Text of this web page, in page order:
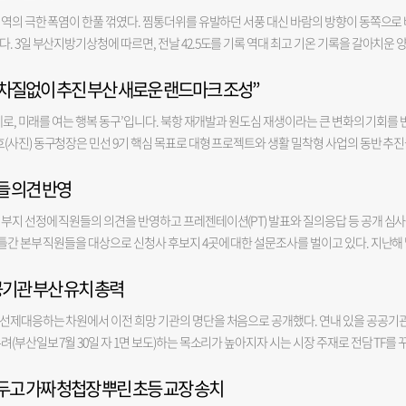
에서. 51년생 오지 않은 일을 미리 걱정할 필요는 없다. 39년생 사공이 많으면 배가 산
력한 만큼의 정직한 결과가 나오는 편. 88년생 갈팡질팡 하다가는 변덕스럽다는 핀
이. 40년생 물러설 때와 나설 때를 알아야 한다. 금전-△ 애정-◎ 건강-○ 뱀 01년생 방해
투자에는 결과가 불리하니 무리수를 두지 말 것. 77년생 완벽하게 준비한 후에 일을 진
제 분석을 잘할 것. 53년생 능동적으로 움직이면 즐거움이 클 듯. 41년생 먹을 복이 생
-○ 말 02년생 돈쓸 일이 생기니 계획을 잘 세워 지출해라. 90년생 의욕만 앞서면 얻는
생 등잔 밑이 어두우니 문서상의 허점을 잘 살펴보아야. 금전-◎ 애정-○ 건강-△ 양 03년
년생 안으로 힘을 길러야 할 때. 답답해도 참고 견뎌야. 79년생 폼을 잡고 싶으니 금
일에서 목적을 달성할 수 있는 운. 55년생 혼자서 짐을 지려 하지 말고 도움을 청하라.
생 힘이 나는 날이다. 큰 소리 칠 일도 생긴다. 68년생 여러 일로 바쁘지만 금전 소득도
. 손재수 조심. 44년생 마음가짐에 따라서 운이 열릴 수도. 금전-△ 애정-◎ 건강-△ 닭
93년생 천릿길도 한 걸음부터. 크게 시작하기보다 작은 성공을 목표로. 81년생 스트레
하지 말고 낙관적으로 생각해 봄이. 57년생 백지장도 맞들면 낫다. 45년생 사소한 구
생 기대 수준을 낮추면 내가 편해진다. 70년생 인생에도 가끔 쉼표가 필요할 때가. 휴식,
차 열리니 흐름에 맡겨야. 금전-△ 애정-○ 건강-△ 범 98년생 시간을 들인 만큼 결실이
길 듯. 74년생 순조롭게 진행될 흐름이니 이익과 성과를 낼 듯. 62년생 내 주변과 결속
정신을 바짝 차리고 실행에 옮겨야. 87년생 미완성의 일은 완성될 때까지 전력투구
하는 것이 좋을 듯. 63년생 사소한 일이 원인이 되어 성공을 놓칠 수도. 51년생 우울해
도 예상치 못한 지출이 있으니. 금전-△ 애정-○ 건강-◎ 용 00년생 활력이 넘치고 의욕
것이 생각대로 되니 느긋하게. 40년생 계획에 차질이 생길 수 있으니 미리 염두에 둘 것.
달리지 말고 다른 것도 보는 여유를 가져봄이. 89년생 먼저 예의를 갖춘 후에 상황 파
항을 관철시켜야. 65년생 앞장서는 일을 자제하고 겸손히 기반을 다져봄이. 53년생
주변 사람들에 의해 대접받을 운. 금전-△ 애정-○ 건강-△ 말 02년생 다소 무리가 되더
기반이 튼튼해도 부당한 일이라면 기틀이 무너질 수도. 42년생 순조로울 때 일수록 궂
생 정리 정돈을 철저히 함이 좋을 듯. 91년생 직선적인 행동 방식은 노고만 많고 공
에 신경을 써야. 67년생 골치 아픈 문제가 해결될 기미가 보이니 일단 한숨 돌릴 듯. 55
각이. 43년생 대화를 통해 안정을 꾀할 수 있을 듯. 금전-○ 애정-○ 건강-○ 원숭이 04년
생 너무 욕심을 부리다가 도리어 손해를 볼 수도. 80년생 즐거운 일보다 중요한 일을 먼
야 답이 보인다. 56년생 못마땅하더라도 긍휼한 마음으로 대하면 나아질 듯. 44년생 평
의 극한 폭염이 한풀 꺾였다. 찜통더위를 유발하던 서풍 대신 바람의 방향이 동쪽으로
3일 부산지방기상청에 따르면, 전날 42.5도를 기록 역대 최고 기온 기록을 갈아치운
(40.5도)과 의령(40.7도) 등 내륙은 여전히 40도를 웃도는 맹렬한 더위가 이어졌다. 그동
이 불며 육지에 비해 상대적으로 시원한 바다 공기가 유입돼 기온을 끌어내렸다. 부산
어 부산에 40도 이상의 가마솥더위는 당분간 없을 것”이라고 전망했다. 무더위가 장
. 사고 당시 이 남성의 체온은 무려 39.5도에 달했던 것으로 확인됐다. 이처럼 기록적인
약계층 보호를 위해 재해구호기금 1억 원을 긴급 투입한다고 3일 밝혔다. 폭염에 취
복지시설에 냉방비와 폭염 예방 물품을 신속히 지원해 온열질환을 막고 안전한 여름
없이 추진 부산 새로운 랜드마크 조성”
, 미래를 여는 행복 동구’입니다. 북항 재개발과 원도심 재생이라는 큰 변화의 기회를
진) 동구청장은 민선 9기 핵심 목표로 대형 프로젝트와 생활 밀착형 사업의 동반 추
개선 등을 신속히 진행해 주민들이 일상에서 변화를 체감할 수 있는 동구를 만들어 가겠
산의 새로운 랜드마크이자 미래 성장 거점을 만들자는 구상”이라며 “야구 시즌에는
트와 대형 공연, 국제 회의, 전시회 등을 열어 1년 내내 활용할 수 있는 복합 시설이 들
다. 그는 “부산관광공사와 함께 내년 3월부터 원도심 4개 구를 순환하는 ‘트롤리버스’ 운
어 버스가 아니라 북항 크루즈 관광객과 부산역 방문객을 원도심 전통시장과 골목길로
을 쓰는 관광’을 촉진할 것”이라고 설명했다. 강 구청장은 이어 “동구 골목길과 계단을
’로 지정됐다. 강 구청장은 이를 적극 활용해 특화된 관광 인프라를 본격적으로 구축할
의견 반영
지 선정에 직원들의 의견을 반영하고 프레젠테이션(PT) 발표와 질의응답 등 공개 심
본부 직원들을 대상으로 신청사 후보지 4곳에 대한 설문조사를 벌이고 있다. 지난해
북항 복합항만지구, 중구 북항 해양문화지구, 강서구 명지동 상업부지, 남구 용당동 국
며, 4개 구가 제출한 제안서의 주요 내용을 바탕으로 점수를 매겨 평가에 반영하게 된
있는 세종으로 이동이 잦은 상황을 감안해 KTX 등 교통 인프라와 접근성을 중요하게 여
서 멀지 않으면서 교통이나 교육 환경이 좋은 지역에서 정착을 하고 있는데 부산 내 또
관 부산 유치 총력
제대응하는 차원에서 이전 희망 기관의 명단을 처음으로 공개했다. 연내 있을 공공기
(부산일보 7월 30일 자 1면 보도)하는 목소리가 높아지자 시는 시장 주재로 전담 TF를
, 해양, 첨단산업·연구개발(R＆D), 영화·영상 등 부산의 4대 특화 기능군을 중심으로 유
가짜 청첩장 뿌린 초등 교장 송치